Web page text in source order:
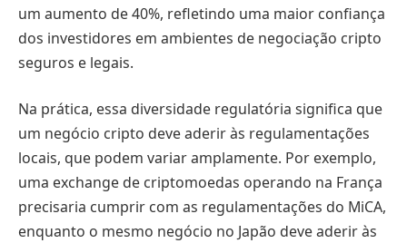
um aumento de 40%, refletindo uma maior confiança
dos investidores em ambientes de negociação cripto
seguros e legais.
Na prática, essa diversidade regulatória significa que
um negócio cripto deve aderir às regulamentações
locais, que podem variar amplamente. Por exemplo,
uma exchange de criptomoedas operando na França
precisaria cumprir com as regulamentações do MiCA,
enquanto o mesmo negócio no Japão deve aderir às